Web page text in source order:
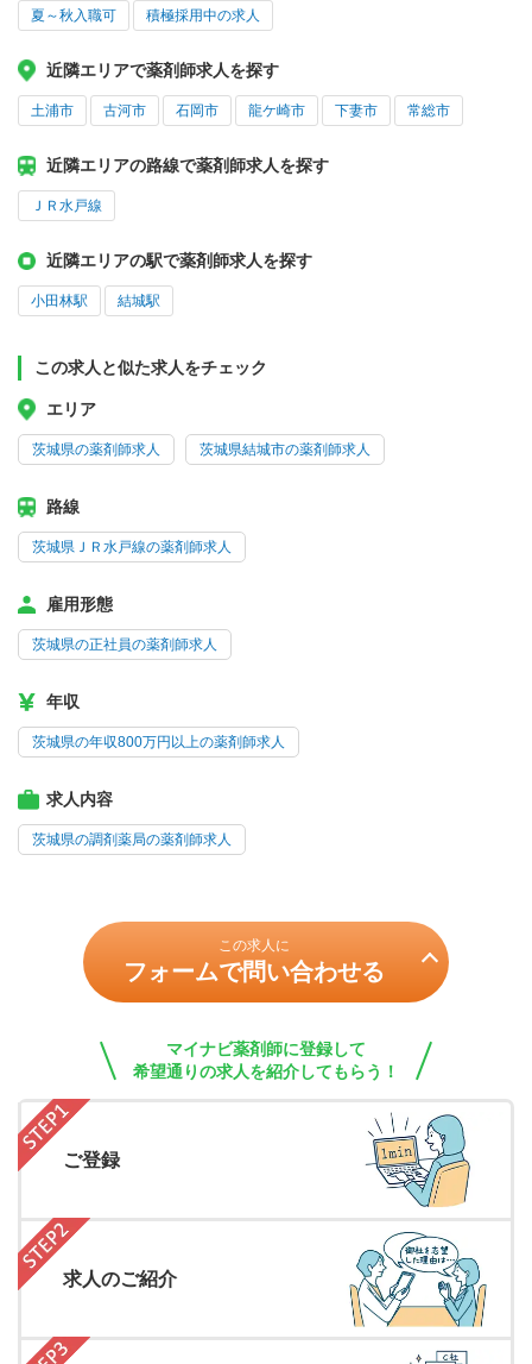
夏～秋入職可 積極採用中の求人
近隣エリアで薬剤師求人を探す
土浦市 古河市 石岡市 龍ケ崎市 下妻市 常総市
近隣エリアの路線で薬剤師求人を探す
ＪＲ水戸線
近隣エリアの駅で薬剤師求人を探す
小田林駅 結城駅
この求人と似た求人をチェック
エリア
茨城県の薬剤師求人 茨城県結城市の薬剤師求人
路線
茨城県ＪＲ水戸線の薬剤師求人
雇用形態
茨城県の正社員の薬剤師求人
年収
茨城県の年収800万円以上の薬剤師求人
求人内容
茨城県の調剤薬局の薬剤師求人
この求人に
フォームで問い合わせる
マイナビ薬剤師に登録して
希望通りの求人を紹介してもらう！
ご登録
求人のご紹介